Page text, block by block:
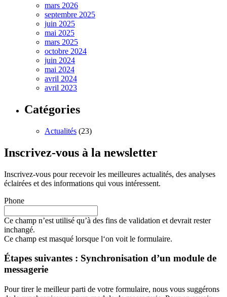
mars 2026
septembre 2025
juin 2025
mai 2025
mars 2025
octobre 2024
juin 2024
mai 2024
avril 2024
avril 2023
Catégories
Actualités (23)
Inscrivez-vous à la newsletter
Inscrivez-vous pour recevoir les meilleures actualités, des analyses
éclairées et des informations qui vous intéressent.
Phone
Ce champ n’est utilisé qu’à des fins de validation et devrait rester
inchangé.
Ce champ est masqué lorsque l‘on voit le formulaire.
Étapes suivantes : Synchronisation d’un module de
messagerie
Pour tirer le meilleur parti de votre formulaire, nous vous suggérons